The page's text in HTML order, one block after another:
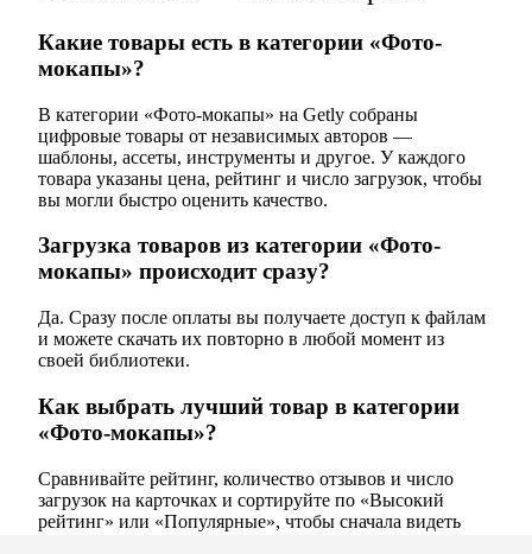
Какие товары есть в категории «Фото-
мокапы»?
В категории «Фото-мокапы» на Getly собраны
цифровые товары от независимых авторов —
шаблоны, ассеты, инструменты и другое. У каждого
товара указаны цена, рейтинг и число загрузок, чтобы
вы могли быстро оценить качество.
Загрузка товаров из категории «Фото-
мокапы» происходит сразу?
Да. Сразу после оплаты вы получаете доступ к файлам
и можете скачать их повторно в любой момент из
своей библиотеки.
Как выбрать лучший товар в категории
«Фото-мокапы»?
Сравнивайте рейтинг, количество отзывов и число
загрузок на карточках и сортируйте по «Высокий
рейтинг» или «Популярные», чтобы сначала видеть